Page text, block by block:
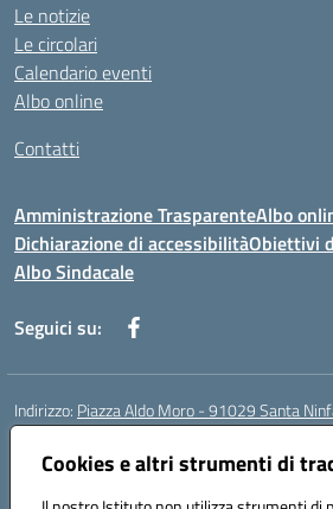
Cookies e altri strumenti di
Le notizie
Le circolari
Calendario eventi
Albo online
Contatti
Amministrazione TrasparenteAlbo
Dichiarazione di accessibilitàObiettivi
Albo Sindacale
Seguici su:
Indirizzo: Piazza Aldo Moro - 91029 Santa
Centralino:
Posta elettronica certificata (PEC):
Codice fiscale: 81002070811